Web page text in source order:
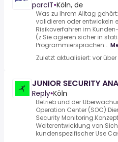
parcIT•Köln, de
Was zu Ihrem Alltag
validieren oder entwickeln
Risikoverfahren im
(z.Sie agieren sicher in
Programmiersprachen...
Zuletzt aktualisiert: vor
JUNIOR SECURITY
Reply•Köln
Betrieb und der
Operation Center (SOC)
Security
Weiterentwicklung von
kundenspezifischer Use